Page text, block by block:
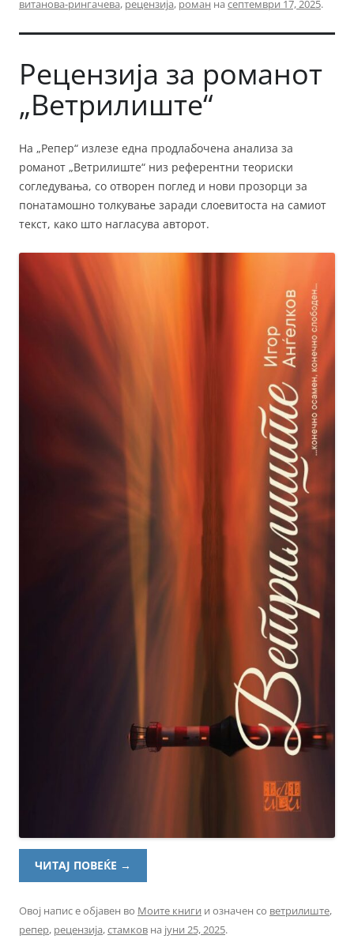
витанова-рингачева, рецензија, роман на септември 17, 2025.
Рецензија за романот
„Ветрилиште“
На „Репер“ излезе една продлабочена анализа за
романот „Ветрилиште“ низ референтни теориски
согледувања, со отворен поглед и нови прозорци за
понатамошно толкување заради слоевитоста на самиот
текст, како што нагласува авторот.
ЧИТАЈ ПОВЕЌЕ →
Овој напис е објавен во Моите книги и означен со ветрилиште,
репер, рецензија,стамков на јуни 25, 2025.